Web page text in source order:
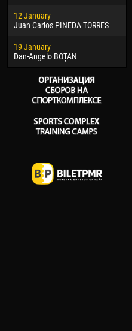
12 January
Juan Carlos PINEDA TORRES
19 January
Dan-Angelo BOȚAN